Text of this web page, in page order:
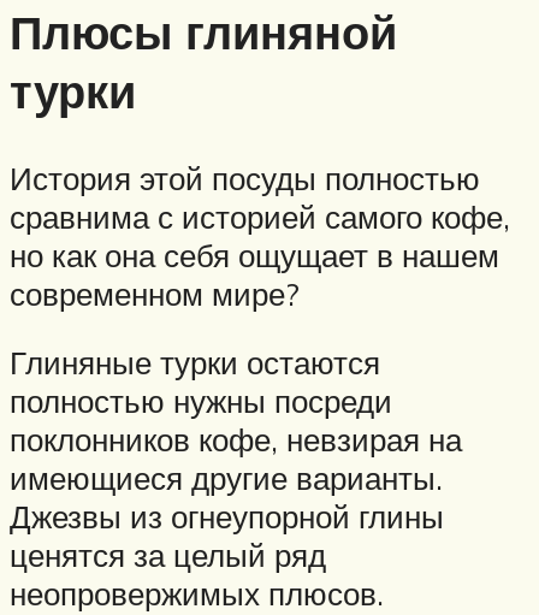
Плюсы глиняной
турки
История этой посуды полностью
сравнима с историей самого кофе,
но как она себя ощущает в нашем
современном мире?
Глиняные турки остаются
полностью нужны посреди
поклонников кофе, невзирая на
имеющиеся другие варианты.
Джезвы из огнеупорной глины
ценятся за целый ряд
неопровержимых плюсов.